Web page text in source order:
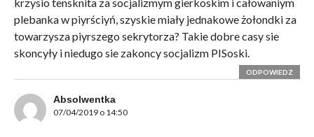
plebanka w piyrściyń, szyskie miały jednakowe żołondki za
towarzysza piyrszego sekrytorza? Takie dobre casy sie
skoncyły i niedugo sie zakoncy socjalizm PISoski.
ODPOWIEDZ
Absolwentka
07/04/2019 o 14:50